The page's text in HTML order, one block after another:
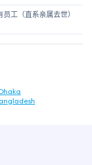
员工（直系亲属去世）